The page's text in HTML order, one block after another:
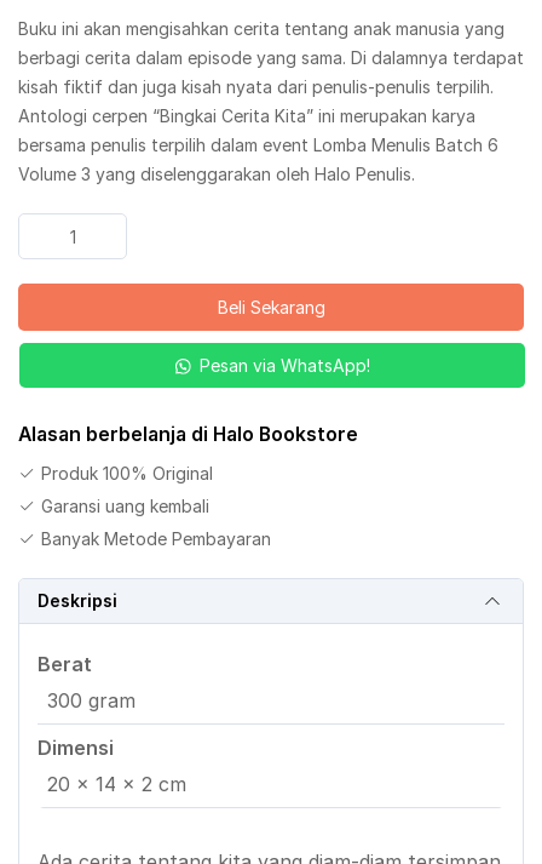
Buku ini akan mengisahkan cerita tentang anak manusia yang
berbagi cerita dalam episode yang sama. Di dalamnya terdapat
kisah fiktif dan juga kisah nyata dari penulis-penulis terpilih.
Antologi cerpen “Bingkai Cerita Kita” ini merupakan karya
bersama penulis terpilih dalam event Lomba Menulis Batch 6
Volume 3 yang diselenggarakan oleh Halo Penulis.
Kuantitas
Buku
Bingkai
Kita
Beli Sekarang
Pesan via WhatsApp!
Alasan berbelanja di Halo Bookstore
Produk 100% Original
Garansi uang kembali
Banyak Metode Pembayaran
Deskripsi
Berat
300 gram
Dimensi
20 × 14 × 2 cm